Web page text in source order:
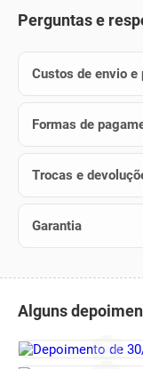
Perguntas e
Custos de envio e
Formas de
Trocas e
Garantia
Alguns